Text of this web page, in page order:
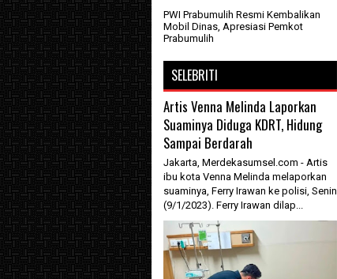
PWI Prabumulih Resmi Kembalikan
Mobil Dinas, Apresiasi Pemkot
Prabumulih
SELEBRITI
Artis Venna Melinda Laporkan
Suaminya Diduga KDRT, Hidung
Sampai Berdarah
Jakarta, Merdekasumsel.com - Artis
ibu kota Venna Melinda melaporkan
suaminya, Ferry Irawan ke polisi, Senin
(9/1/2023). Ferry Irawan dilap...